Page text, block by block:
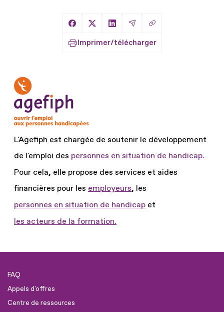
Partager sur Facebook
Partager sur X
Partager sur LinkedIn
Partager par Email
Copier le lien
Imprimer/télécharger
L'Agefiph est chargée de soutenir le développement
de l'emploi des personnes en situation de handicap.
Pour cela, elle propose des services et aides
financières pour les employeurs, les
personnes en situation de handicap et
les acteurs de la formation.
FAQ
Appels d'offres
Centre de ressources